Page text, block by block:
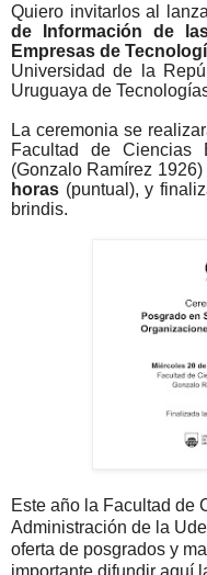
Quiero invitarlos al
de Información de
Empresas de
Universidad de la
Uruguaya de
La ceremonia se
Facultad de Ciencias
(Gonzalo Ramírez 1926)
horas (puntual), y
brindis.
Este año la Facultad de
Administración de la
oferta de posgrados y
importante difundir aquí